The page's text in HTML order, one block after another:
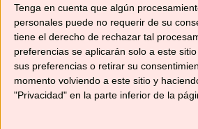
Tenga en cuenta que algún
personales puede no requerir de su
tiene el derecho de rechazar tal
preferencias se aplicarán solo a este
sus preferencias o retirar su
momento volviendo a este sitio y
"Privacidad" en la parte inferior de la
YouTube